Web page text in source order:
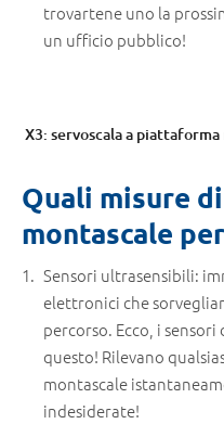
trovartene uno la
un ufficio pubblico!
X3: servoscala a
Quali misure
montascale
Sensori ultrasensibili:
elettronici che
percorso. Ecco, i
questo! Rilevano
montascale
indesiderate!